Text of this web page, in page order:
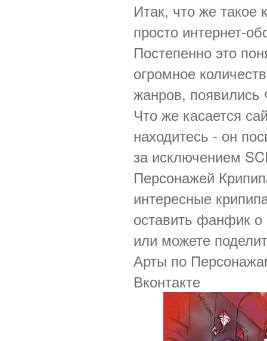
Итак, что же такое
просто интернет-
Постепенно это
огромное
жанров,
Что же касается
находитесь - он
за исключением
Персонажей
интересные
оставить фанфик
или можете
Арты по
Вконтакте